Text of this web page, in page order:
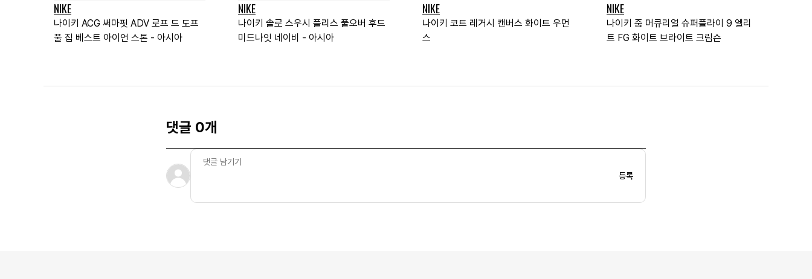
NIKE
나이키 ACG 써마핏 ADV 로프 드 도프
풀 집 베스트 아이언 스톤 - 아시아
NIKE
나이키 솔로 스우시 플리스 풀오버 후드
미드나잇 네이비 - 아시아
NIKE
나이키 코트 레거시 캔버스 화이트 우먼
스
NIKE
나이키 줌 머큐리얼 슈퍼플라이 9 엘리
트 FG 화이트 브라이트 크림슨
댓글 0개
등록